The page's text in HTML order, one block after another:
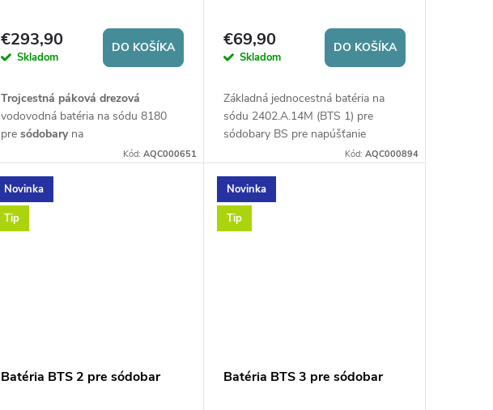
€293,90
Skladom
DO KOŠÍKA
Trojcestná páková drezová
vodovodná batéria na sódu 8180
presódobaryna
vody z
Výška batérie 350 mm.
Kód: AQC000651
€69,90
Skladom
DO KOŠÍKA
Základná jednocestná batéria na
sódu 2402.A.14M (BTS 1) pre
sódobary BS pre napúšťanie
. Výška batérie je 244
Kód: AQC000894
Novinka
Tip
Batéria BTS 2 pre sódobar
Novinka
Tip
Batéria BTS 3 pre sódobar